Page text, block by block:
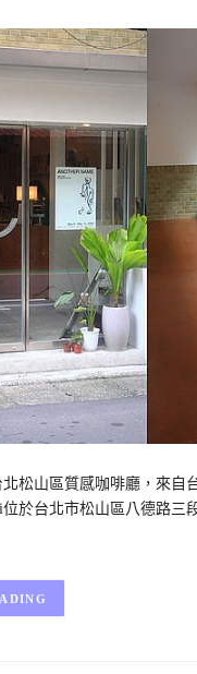
松山區質感咖啡廳，來自
位於台北市松山區八德路